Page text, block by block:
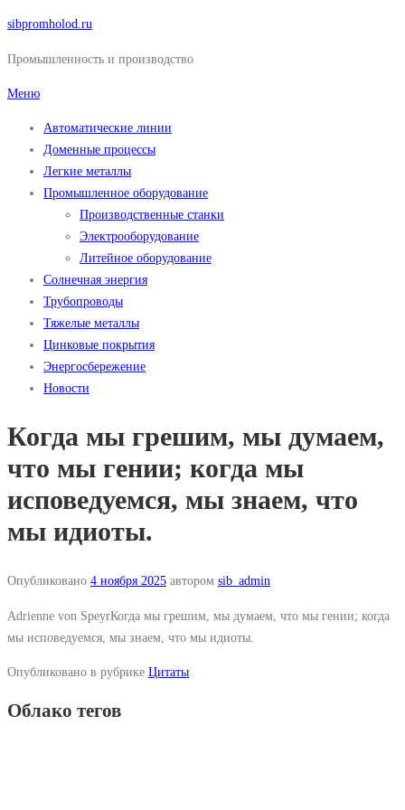
Перейти
содержимому
sibpromholod.ru
Промышленность и производство
Меню
Автоматические линии
Доменные процессы
Легкие металлы
Промышленное оборудование
Производственные станки
Электрооборудование
Литейное оборудование
Солнечная энергия
Трубопроводы
Тяжелые металлы
Цинковые покрытия
Энергосбережение
Новости
Когда мы грешим, мы думаем,
что мы гении; когда мы
исповедуемся, мы знаем, что
мы идиоты.
Опубликовано 4 ноября 2025 автором sib_admin
Adrienne von SpeyrКогда мы грешим, мы думаем, что мы гении; когда
мы исповедуемся, мы знаем, что мы идиоты.
Опубликовано в рубрике Цитаты
Облако тегов